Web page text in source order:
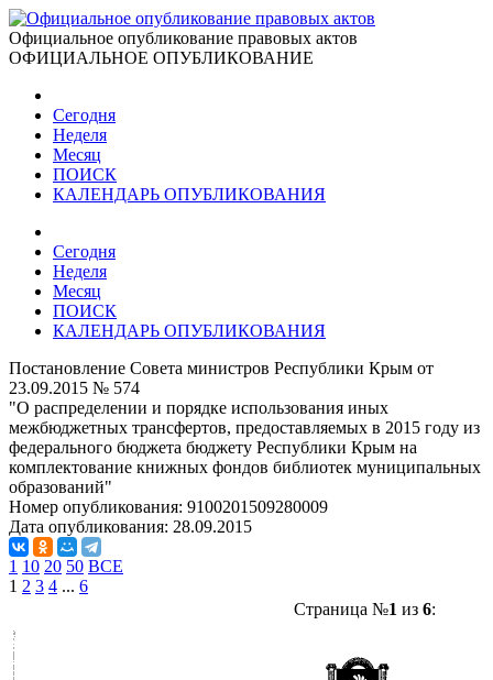
Официальное опубликование правовых актов
ОФИЦИАЛЬНОЕ ОПУБЛИКОВАНИЕ
Сегодня
Неделя
Месяц
ПОИСК
КАЛЕНДАРЬ ОПУБЛИКОВАНИЯ
Сегодня
Неделя
Месяц
ПОИСК
КАЛЕНДАРЬ ОПУБЛИКОВАНИЯ
Постановление Совета министров Республики Крым от
23.09.2015 № 574
"О распределении и порядке использования иных
межбюджетных трансфертов, предоставляемых в 2015 году из
федерального бюджета бюджету Республики Крым на
комплектование книжных фондов библиотек муниципальных
образований"
Номер опубликования: 9100201509280009
Дата опубликования: 28.09.2015
1 10 20 50 ВСЕ
1 2 3 4 ... 6
Страница №1 из 6: